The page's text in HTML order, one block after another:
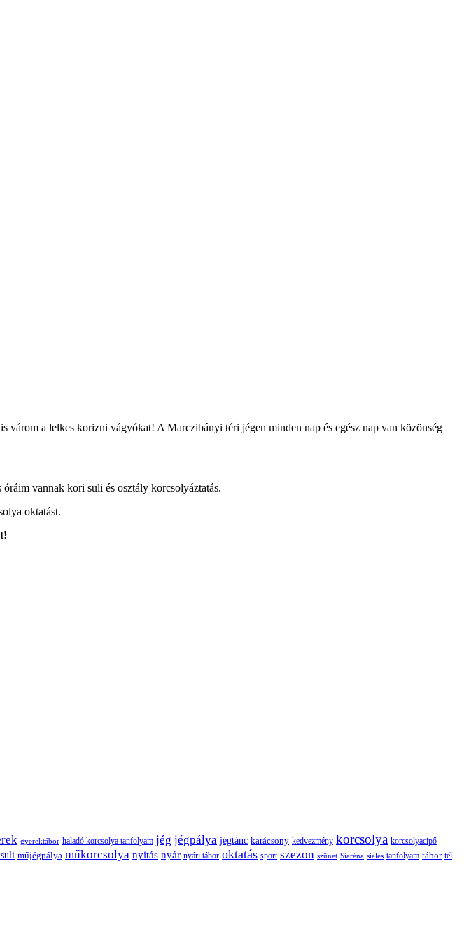
a lelkes korizni vágyókat! A Marczibányi téri jégen minden nap és egész nap van közönség
vannak kori suli és osztály korcsolyáztatás.
oktatást.
gyerektábor haladó korcsolya tanfolyam jég jégpálya jégtánc karácsony kedvezmény korcsolya korcsolyacipő
műjégpálya műkorcsolya nyitás nyár nyári tábor oktatás sport szezon szünet Síaréna síelés tanfolyam tábor tél